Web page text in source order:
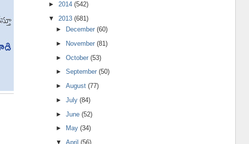
► 2014 (542)
▼ 2013 (681)
►
December(60)
►
November(81)
►October(53)
►September(50)
►August(77)
►July(84)
►June(52)
►
May(34)
▼April(56)